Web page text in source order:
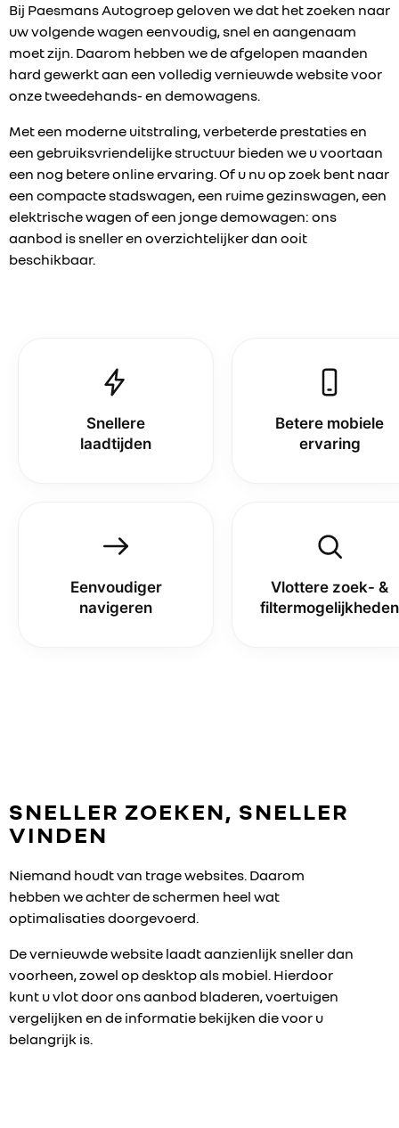
Bij Paesmans Autogroep geloven we dat het zoeken naar
uw volgende wagen eenvoudig, snel en aangenaam
moet zijn. Daarom hebben we de afgelopen maanden
hard gewerkt aan een volledig vernieuwde website voor
onze tweedehands- en demowagens.
Met een moderne uitstraling, verbeterde prestaties en
een gebruiksvriendelijke structuur bieden we u voortaan
een nog betere online ervaring. Of u nu op zoek bent naar
een compacte stadswagen, een ruime gezinswagen, een
elektrische wagen of een jonge demowagen: ons
aanbod is sneller en overzichtelijker dan ooit
beschikbaar.
Snellere
laadtijden
Betere mobiele
ervaring
Eenvoudiger
navigeren
Vlottere zoek- &
filtermogelijkheden
SNELLER ZOEKEN, SNELLER
VINDEN
Niemand houdt van trage websites. Daarom
hebben we achter de schermen heel wat
optimalisaties doorgevoerd.
De vernieuwde website laadt aanzienlijk sneller dan
voorheen, zowel op desktop als mobiel. Hierdoor
kunt u vlot door ons aanbod bladeren, voertuigen
vergelijken en de informatie bekijken die voor u
belangrijk is.